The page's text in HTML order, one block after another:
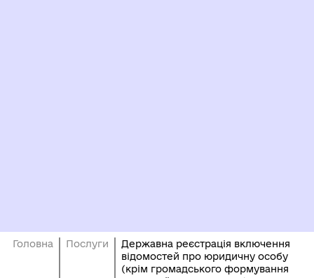
Головна Послуги
Державна реєстрація включення
відомостей про юридичну особу
(крім громадського формування